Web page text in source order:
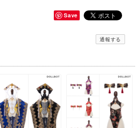
Save
通報する